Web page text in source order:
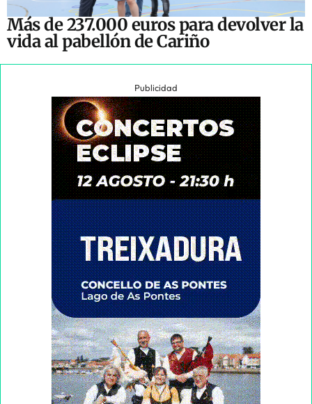
Más de 237.000 euros para devolver la
vida al pabellón de Cariño
Publicidad